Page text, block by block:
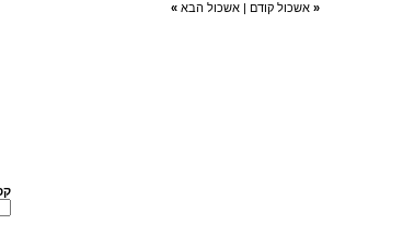
« אשכול קודם | אשכול הבא »